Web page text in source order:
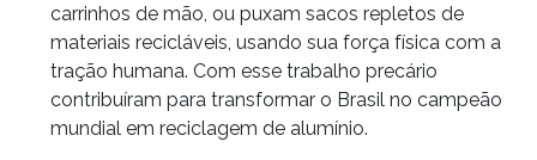
carrinhos de mão, ou puxam sacos repletos de
materiais recicláveis, usando sua força física com a
tração humana. Com esse trabalho precário
contribuíram para transformar o Brasil no campeão
mundial em reciclagem de alumínio.